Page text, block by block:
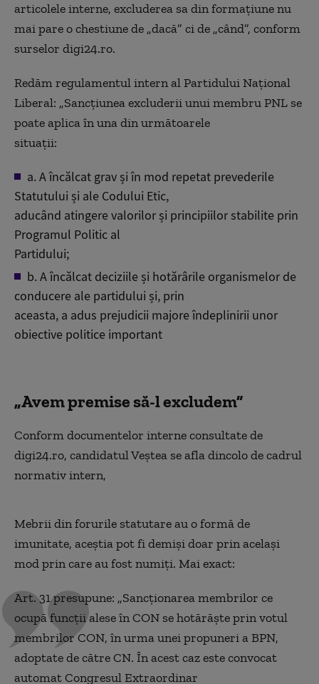
articolele interne, excluderea sa din formațiune nu
mai pare o chestiune de „dacă” ci de „când”, conform
surselor digi24.ro.
Redăm regulamentul intern al Partidului Național
Liberal: „Sancțiunea excluderii unui membru PNL se
poate aplica în una din următoarele
situații:
a. A încălcat grav și în mod repetat prevederile
Statutului și ale Codului Etic,
aducând atingere valorilor și principiilor stabilite prin
Programul Politic al
Partidului;
b. A încălcat deciziile și hotărârile organismelor de
conducere ale partidului și, prin
aceasta, a adus prejudicii majore îndeplinirii unor
obiective politice important
„Avem premise să-l excludem”
Conform documentelor interne consultate de
digi24.ro, candidatul Veștea se afla dincolo de cadrul
normativ intern,
Mebrii din forurile statutare au o formă de
imunitate, aceștia pot fi demiși doar prin același
mod prin care au fost numiți. Mai exact:
Art. 31 presupune: „Sancționarea membrilor ce
ocupă funcții alese în CON se hotărăște prin votul
membrilor CON, în urma unei propuneri a BPN,
adoptate de către CN. În acest caz este convocat
automat Congresul Extraordinar